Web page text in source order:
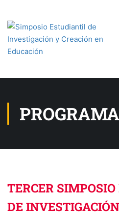
TERCER
DE